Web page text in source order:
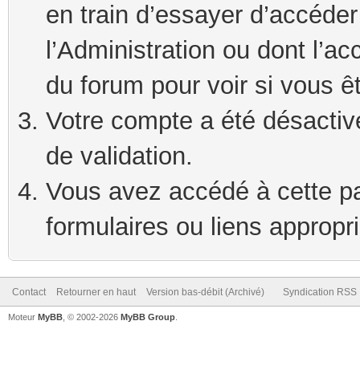
en train d’essayer
l’Administration ou dont
du forum pour voir si vous
Votre compte a été
de validation.
Vous avez accédé à cette
formulaires ou liens
Contact Retourner en haut Version bas-débit (Archivé) Syndication RSS
Moteur MyBB , © 2002-2026 MyBB Group